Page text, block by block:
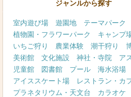
ジャンルから探す
室内遊び場 遊園地 テーマパーク
植物園・フラワーパーク
キャンプ
いちご狩り
農業体験 潮干狩り
美術館
文化施設 神社・寺院 ア
児童館
図書館 プール 海水浴場
アイススケート場
レストラン・カ
プラネタリウム・天文台
カラオケ